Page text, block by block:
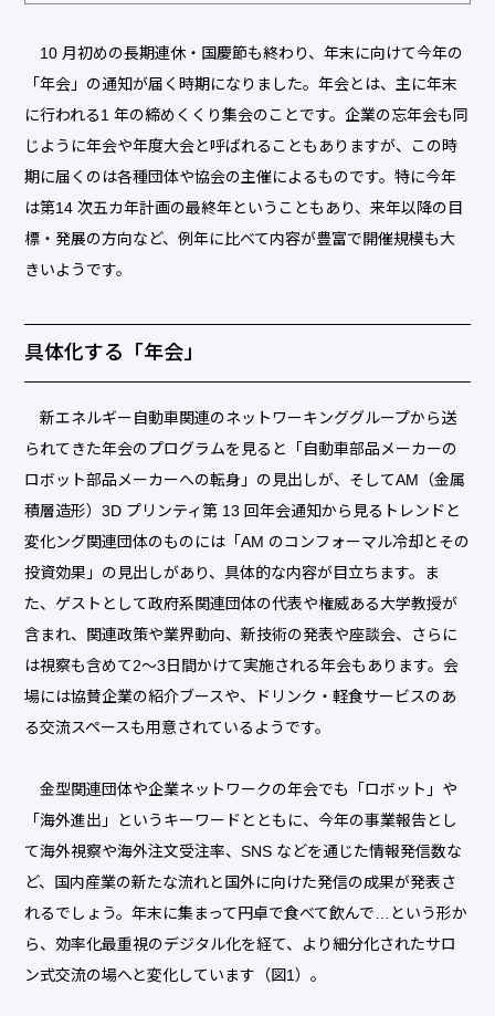
10 月初めの長期連休・国慶節も終わり、年末に向けて今年の
「年会」の通知が届く時期になりました。年会とは、主に年末
に行われる1 年の締めくくり集会のことです。企業の忘年会も同
じように年会や年度大会と呼ばれることもありますが、この時
期に届くのは各種団体や協会の主催によるものです。特に今年
は第14 次五カ年計画の最終年ということもあり、来年以降の目
標・発展の方向など、例年に比べて内容が豊富で開催規模も大
きいようです。
具体化する「年会」
新エネルギー自動車関連のネットワーキンググループから送
られてきた年会のプログラムを見ると「自動車部品メーカーの
ロボット部品メーカーへの転身」の見出しが、そしてAM（金属
積層造形）3D プリンティ第 13 回年会通知から見るトレンドと
変化ング関連団体のものには「AM のコンフォーマル冷却とその
投資効果」の見出しがあり、具体的な内容が目立ちます。ま
た、ゲストとして政府系関連団体の代表や権威ある大学教授が
含まれ、関連政策や業界動向、新技術の発表や座談会、さらに
は視察も含めて2～3日間かけて実施される年会もあります。会
場には協賛企業の紹介ブースや、ドリンク・軽食サービスのあ
る交流スペースも用意されているようです。
金型関連団体や企業ネットワークの年会でも「ロボット」や
「海外進出」というキーワードとともに、今年の事業報告とし
て海外視察や海外注文受注率、SNS などを通じた情報発信数な
ど、国内産業の新たな流れと国外に向けた発信の成果が発表さ
れるでしょう。年末に集まって円卓で食べて飲んで…という形か
ら、効率化最重視のデジタル化を経て、より細分化されたサロ
ン式交流の場へと変化しています（図1）。